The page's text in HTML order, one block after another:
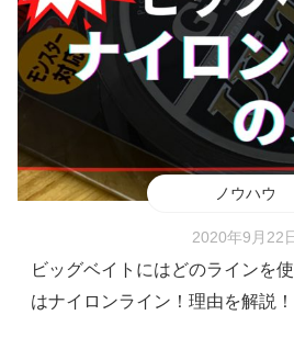
ノウハウ
2020年9月22
ビッグベイトにはどのラインを
はナイロンライン！理由を解説！